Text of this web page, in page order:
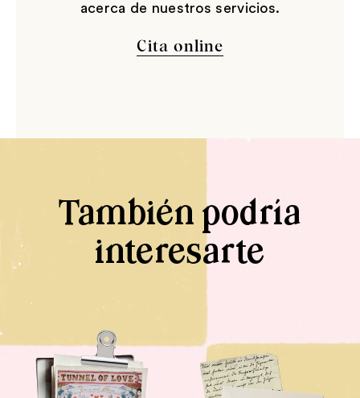
acerca de nuestros servicios.
Cita online
También podría
interesarte